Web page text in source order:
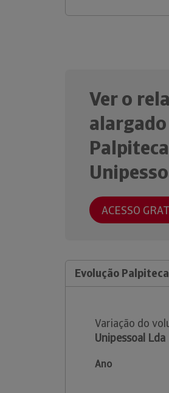
Ver o
ACESSO
Evolução
Variação do
Unipessoal Lda
Ano